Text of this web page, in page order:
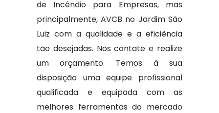
de Incêndio para Empresas, mas
principalmente, AVCB no Jardim São
Luiz com a qualidade e a eficiência
tão desejadas. Nos contate e realize
um orçamento. Temos à sua
disposição uma equipe profissional
qualificada e equipada com as
melhores ferramentas do mercado